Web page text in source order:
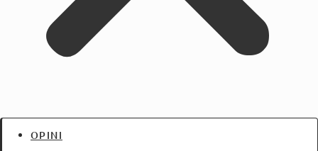
OPINI